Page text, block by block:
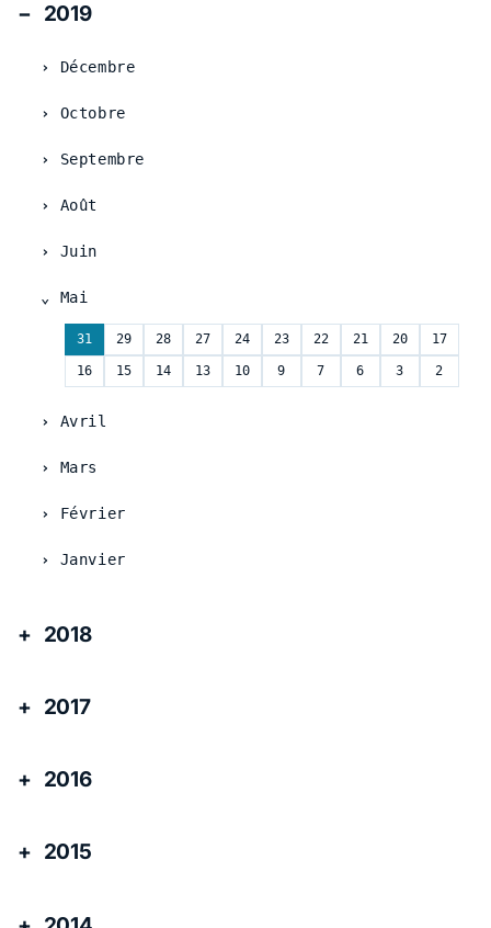
2019
Décembre
Octobre
Septembre
Août
Juin
Mai
31 29 28 27 24 23 22 21 20 17
16 15 14 13 10 9 7 6 3 2
Avril
Mars
Février
Janvier
2018
2017
2016
2015